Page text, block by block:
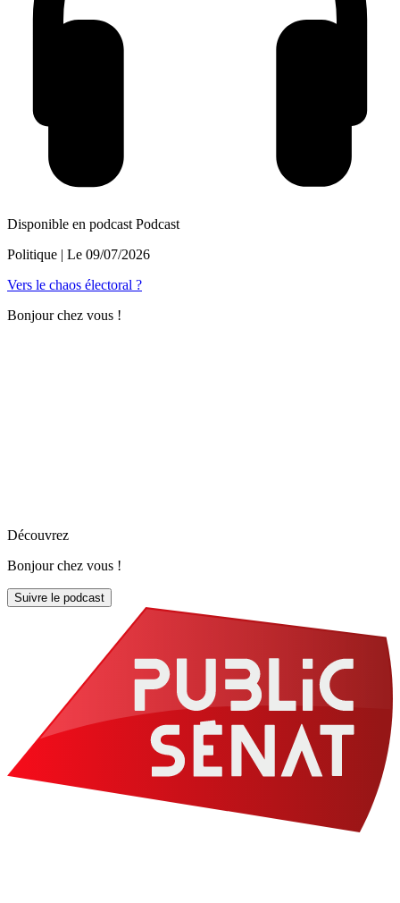
Disponible en podcast Podcast
Politique | Le 09/07/2026
Vers le chaos électoral ?
Bonjour chez vous !
Découvrez
Bonjour chez vous !
Suivre le podcast